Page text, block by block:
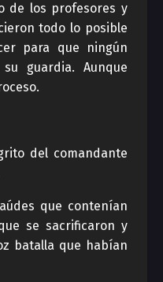
de los profesores y
todo lo posible
para que ningún
guardia. Aunque
del comandante
que contenían
se sacrificaron y
batalla que habían